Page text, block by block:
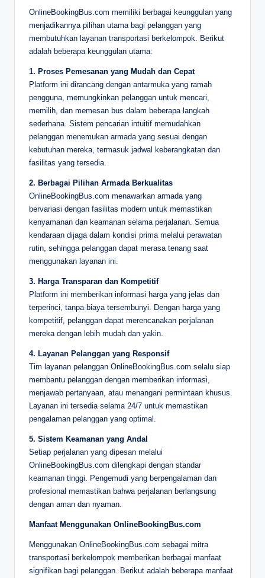
OnlineBookingBus.com memiliki berbagai keunggulan yang
menjadikannya pilihan utama bagi pelanggan yang
membutuhkan layanan transportasi berkelompok. Berikut
adalah beberapa keunggulan utama:
1. Proses Pemesanan yang Mudah dan Cepat
Platform ini dirancang dengan antarmuka yang ramah
pengguna, memungkinkan pelanggan untuk mencari,
memilih, dan memesan bus dalam beberapa langkah
sederhana. Sistem pencarian intuitif memudahkan
pelanggan menemukan armada yang sesuai dengan
kebutuhan mereka, termasuk jadwal keberangkatan dan
fasilitas yang tersedia.
2. Berbagai Pilihan Armada Berkualitas
OnlineBookingBus.com menawarkan armada yang
bervariasi dengan fasilitas modern untuk memastikan
kenyamanan dan keamanan selama perjalanan. Semua
kendaraan dijaga dalam kondisi prima melalui perawatan
rutin, sehingga pelanggan dapat merasa tenang saat
menggunakan layanan ini.
3. Harga Transparan dan Kompetitif
Platform ini memberikan informasi harga yang jelas dan
terperinci, tanpa biaya tersembunyi. Dengan harga yang
kompetitif, pelanggan dapat merencanakan perjalanan
mereka dengan lebih mudah dan yakin.
4. Layanan Pelanggan yang Responsif
Tim layanan pelanggan OnlineBookingBus.com selalu siap
membantu pelanggan dengan memberikan informasi,
menjawab pertanyaan, atau menangani permintaan khusus.
Layanan ini tersedia selama 24/7 untuk memastikan
pengalaman pelanggan yang optimal.
5. Sistem Keamanan yang Andal
Setiap perjalanan yang dipesan melalui
OnlineBookingBus.com dilengkapi dengan standar
keamanan tinggi. Pengemudi yang berpengalaman dan
profesional memastikan bahwa perjalanan berlangsung
dengan aman dan nyaman.
Manfaat Menggunakan OnlineBookingBus.com
Menggunakan OnlineBookingBus.com sebagai mitra
transportasi berkelompok memberikan berbagai manfaat
signifikan bagi pelanggan. Berikut adalah beberapa manfaat